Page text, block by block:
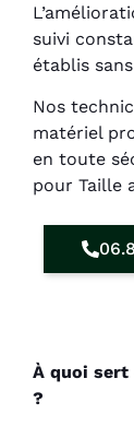
suivi
établis
Nos
matériel
en toute
pour Taille
À quoi sert
?